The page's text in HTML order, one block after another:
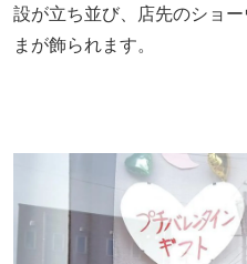
設が立ち並び、店先のショ
まが飾られます。